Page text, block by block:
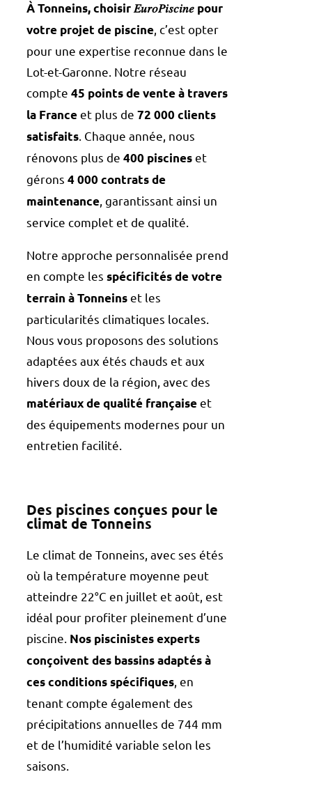
À Tonneins, choisir 𝐸𝑢𝑟𝑜𝑃𝑖𝑠𝑐𝑖𝑛𝑒 pour
votre projet de piscine , c’est opter
pour une expertise reconnue dans le
Lot-et-Garonne. Notre réseau
compte 45 points de vente à travers
la Franceet plus de 72 000 clients
satisfaits . Chaque année, nous
rénovons plus de 400 piscineset
gérons 4 000 contrats de
maintenance , garantissant ainsi un
service complet et de qualité.
Notre approche personnalisée prend
en compte les spécificités de votre
terrain à Tonneinset les
particularités climatiques locales.
Nous vous proposons des solutions
adaptées aux étés chauds et aux
hivers doux de la région, avec des
matériaux de qualité françaiseet
des équipements modernes pour un
entretien facilité.
Des piscines conçues pour le
climat de Tonneins
Le climat de Tonneins, avec ses étés
où la température moyenne peut
atteindre 22°C en juillet et août, est
idéal pour profiter pleinement d’une
piscine. Nos piscinistes experts
conçoivent des bassins adaptés à
ces conditions spécifiques , en
tenant compte également des
précipitations annuelles de 744 mm
et de l’humidité variable selon les
saisons.